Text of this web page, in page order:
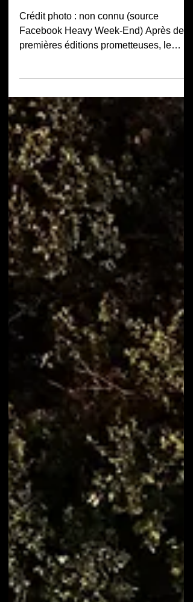
ambitions du festival
Crédit photo : non connu (source
premières éditions prometteuses, le
Heavy Week-end était de retour à Nancy
Open Air du 5 au 7 juin 2026 avec une
affiche particulièrement attractive
articulée autour de Sabaton, Gojira et
Electric Callboy. Fidèle à sa philosophie,
le festival a une nouvelle fois misé sur
une programmation resserrée mais
cohérente, couvrant plusieurs facettes du
metal moderne et classique. Dès notre
arrivée sur le site, un él